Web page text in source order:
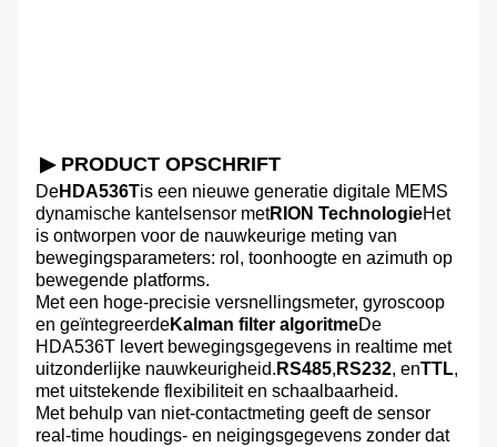
▶ PRODUCT OPSCHRIFT
DeHDA536Tis een nieuwe generatie digitale MEMS
dynamische kantelsensor metRION TechnologieHet
is ontworpen voor de nauwkeurige meting van
bewegingsparameters: rol, toonhoogte en azimuth op
bewegende platforms.
Met een hoge-precisie versnellingsmeter, gyroscoop
en geïntegreerdeKalman filter algoritmeDe
HDA536T levert bewegingsgegevens in realtime met
uitzonderlijke nauwkeurigheid. RS485, RS232, enTTL,
met uitstekende flexibiliteit en schaalbaarheid.
Met behulp van niet-contactmeting geeft de sensor
real-time houdings- en neigingsgegevens zonder dat